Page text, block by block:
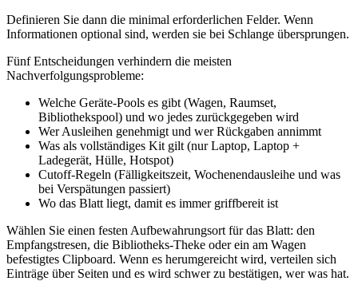
Definieren Sie dann die minimal erforderlichen Felder. Wenn
Informationen optional sind, werden sie bei Schlange übersprungen.
Fünf Entscheidungen verhindern die meisten
Nachverfolgungsprobleme:
Welche Geräte-Pools es gibt (Wagen, Raumset,
Bibliothekspool) und wo jedes zurückgegeben wird
Wer Ausleihen genehmigt und wer Rückgaben annimmt
Was als vollständiges Kit gilt (nur Laptop, Laptop +
Ladegerät, Hülle, Hotspot)
Cutoff-Regeln (Fälligkeitszeit, Wochenendausleihe und was
bei Verspätungen passiert)
Wo das Blatt liegt, damit es immer griffbereit ist
Wählen Sie einen festen Aufbewahrungsort für das Blatt: den
Empfangstresen, die Bibliotheks-Theke oder ein am Wagen
befestigtes Clipboard. Wenn es herumgereicht wird, verteilen sich
Einträge über Seiten und es wird schwer zu bestätigen, wer was hat.